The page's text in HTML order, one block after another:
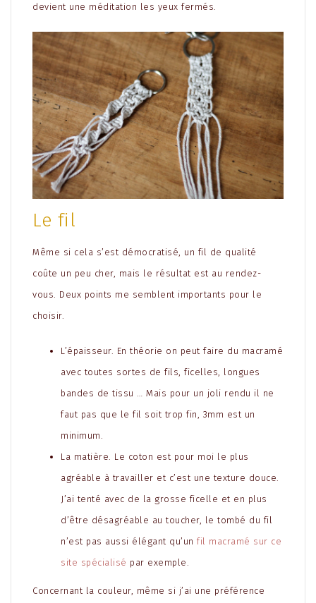
devient une méditation les yeux fermés.
Le fil
Même si cela s’est démocratisé, un fil de qualité
coûte un peu cher, mais le résultat est au rendez-
vous. Deux points me semblent importants pour le
choisir.
L’épaisseur. En théorie on peut faire du macramé
avec toutes sortes de fils, ficelles, longues
bandes de tissu … Mais pour un joli rendu il ne
faut pas que le fil soit trop fin, 3mm est un
minimum.
La matière. Le coton est pour moi le plus
agréable à travailler et c’est une texture douce.
J’ai tenté avec de la grosse ficelle et en plus
d’être désagréable au toucher, le tombé du fil
n’est pas aussi élégant qu’un fil macramé sur ce
site spécialisé par exemple.
Concernant la couleur, même si j’ai une préférence